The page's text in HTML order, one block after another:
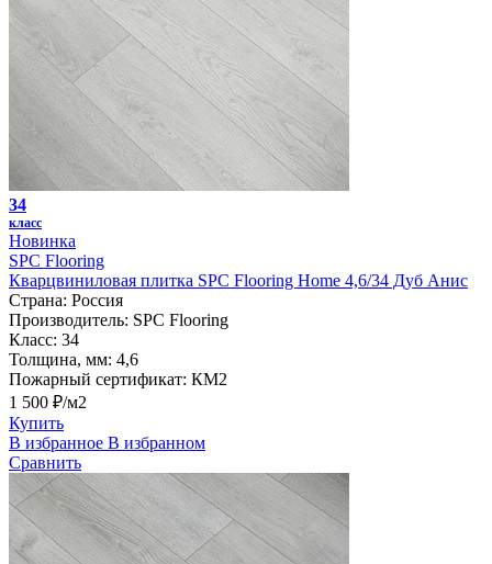
34
класс
Новинка
SPC Flooring
Кварцвиниловая плитка SPC Flooring Home 4,6/34 Дуб Анис
Страна: Россия
Производитель: SPC Flooring
Класс: 34
Толщина, мм: 4,6
Пожарный сертификат: КМ2
1 500 ₽/м2
Купить
В избранное В избранном
Сравнить